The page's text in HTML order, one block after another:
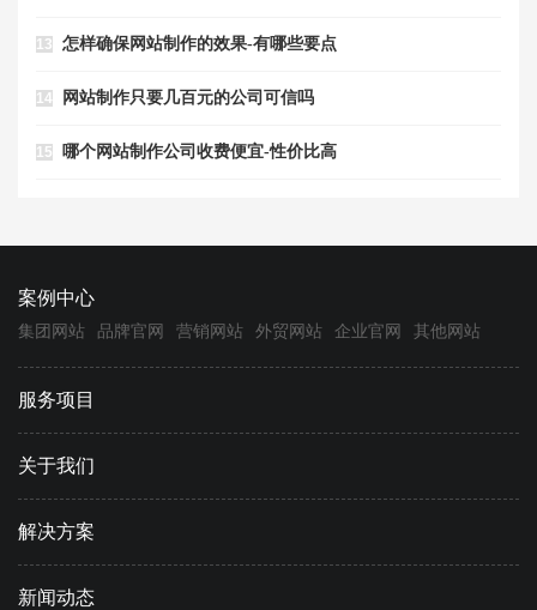
13 怎样确保网站制作的效果-有哪些要点
14 网站制作只要几百元的公司可信吗
15 哪个网站制作公司收费便宜-性价比高
案例中心
集团网站 品牌官网 营销网站 外贸网站 企业官网 其他网站
服务项目
关于我们
解决方案
新闻动态